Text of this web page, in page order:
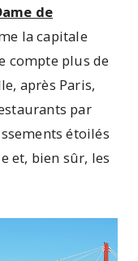
de
la capitale
compte plus de
après Paris,
par
étoilés
et, bien sûr, les